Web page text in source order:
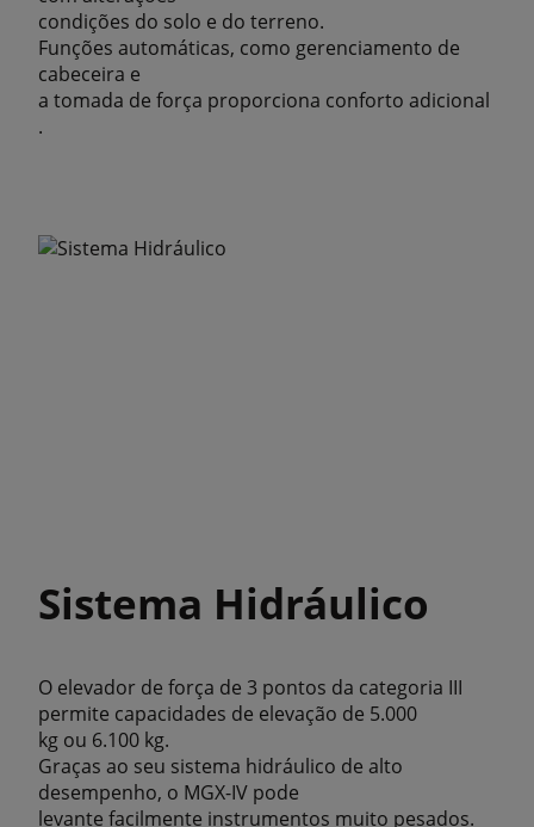
condições do solo e do terreno.
Funções automáticas, como gerenciamento de
cabeceira e
a tomada de força proporciona conforto adicional
.
Sistema Hidráulico
O elevador de força de 3 pontos da categoria III
permite capacidades de elevação de 5.000
kg ou 6.100 kg.
Graças ao seu sistema hidráulico de alto
desempenho, o MGX-IV pode
levante facilmente instrumentos muito pesados.